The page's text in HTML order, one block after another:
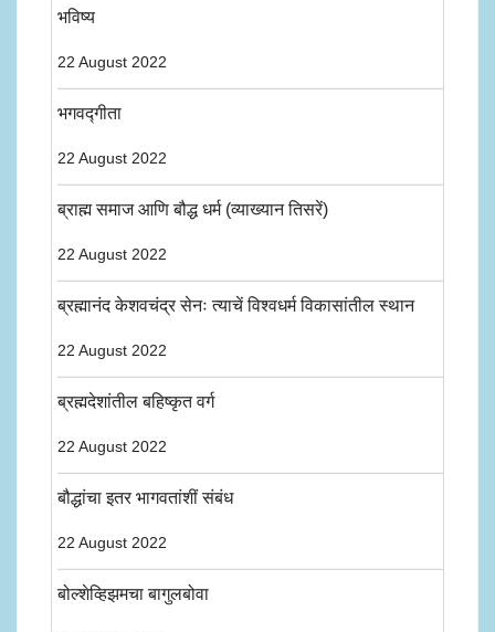
भविष्य
22 August 2022
भगवद्गीता
22 August 2022
ब्राह्म समाज आणि बौद्ध धर्म (व्याख्यान तिसरें)
22 August 2022
ब्रह्मानंद केशवचंद्र सेनः त्याचें विश्वधर्म विकासांतील स्थान
22 August 2022
ब्रह्मदेशांतील बहिष्कृत वर्ग
22 August 2022
बौद्धांचा इतर भागवतांशीं संबंध
22 August 2022
बोल्शेव्हिझमचा बागुलबोवा